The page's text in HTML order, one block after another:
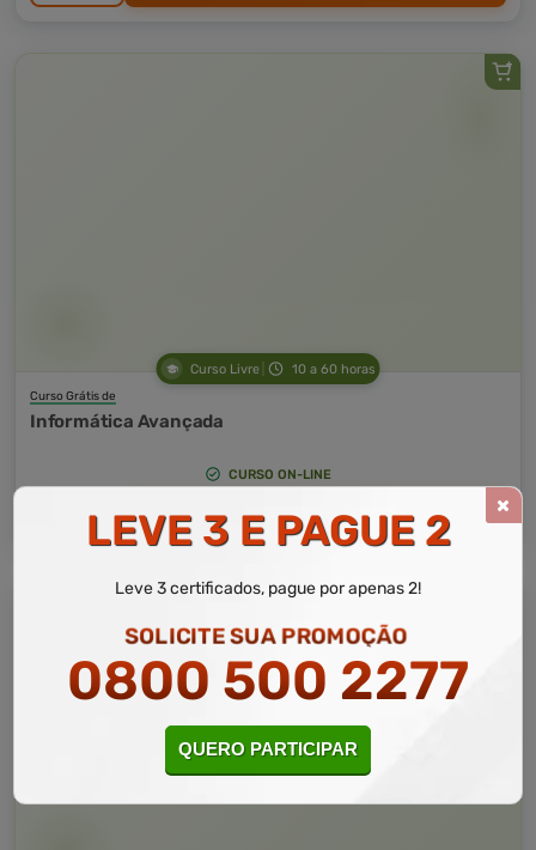
Curso Livre 10 a 60 horas
Curso Grátis de
Informática Avançada
CURSO ON-LINE
LEVE 3 E PAGUE 2
Leve 3 certificados, pague por apenas 2!
SOLICITE SUA PROMOÇÃO
0800 500 2277
QUERO PARTICIPAR